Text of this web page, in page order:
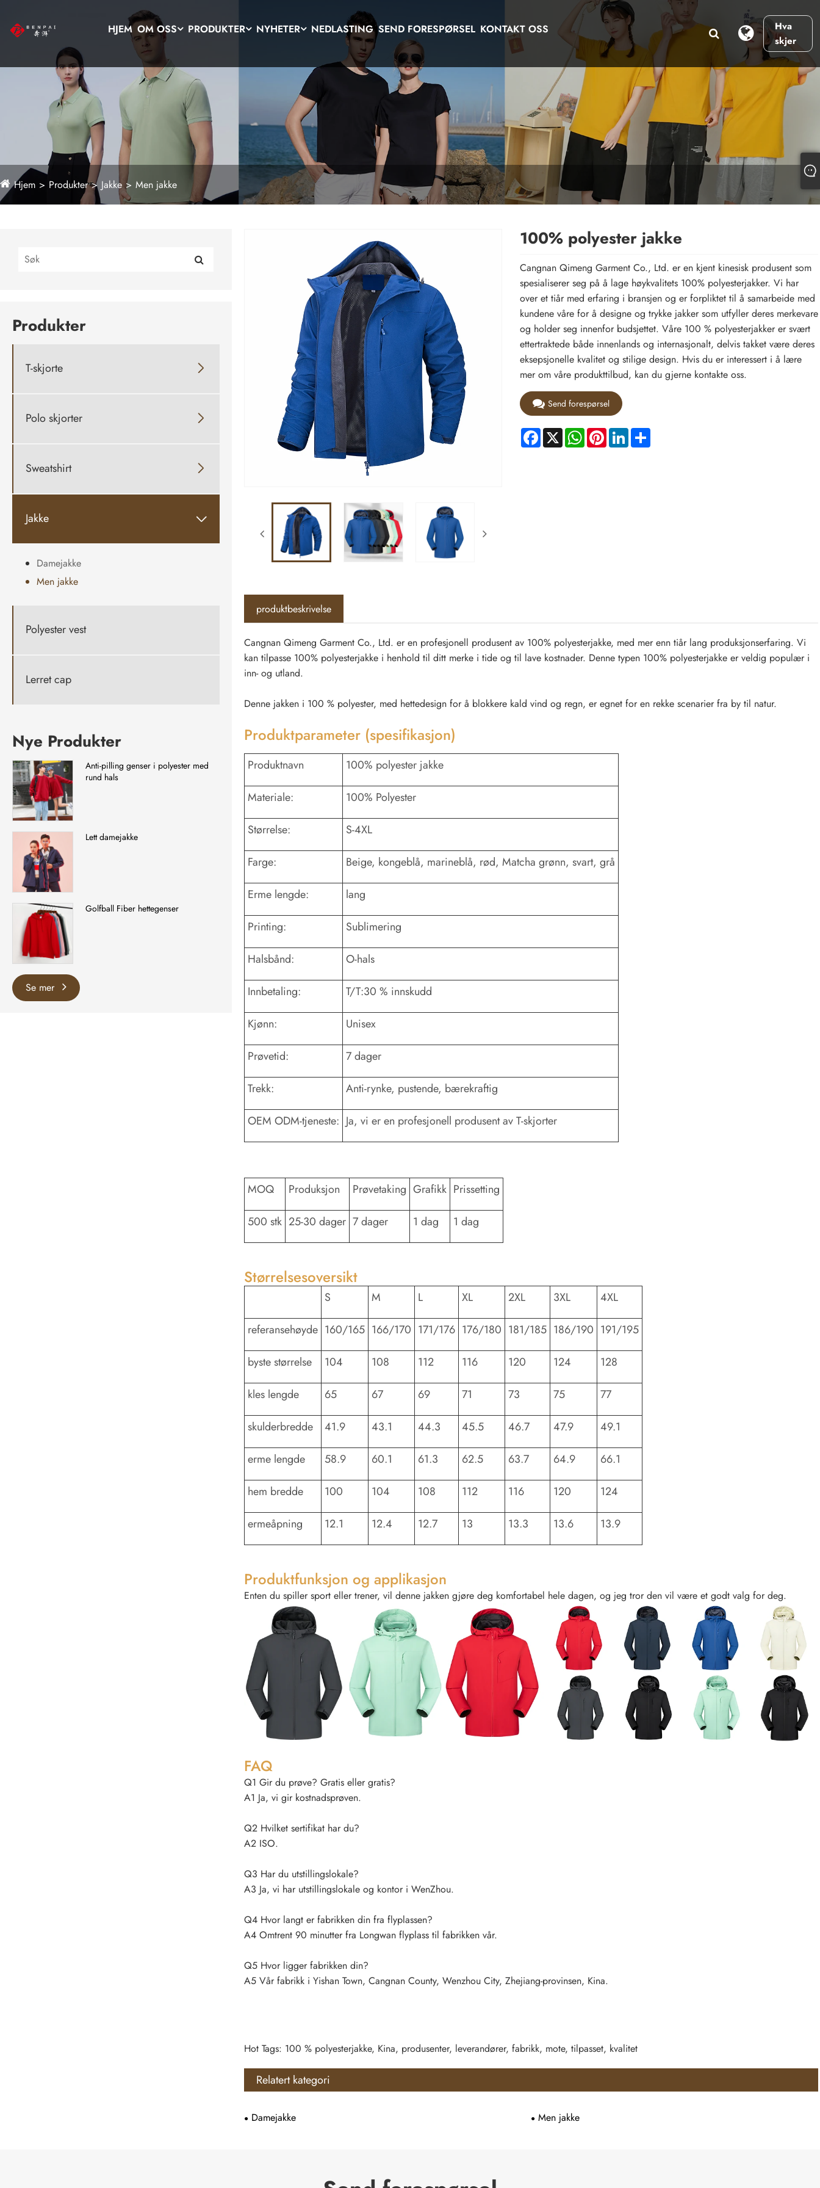
Hva
skjer
HJEM OM OSS PRODUKTER NYHETER NEDLASTING SEND FORESPØRSEL KONTAKT OSS
Hjem Produkter Jakke Men jakke
Produkter
T-skjorte 
Polo skjorter 
Sweatshirt 
Jakke 
Damejakke
Men jakke
Polyester vest
Lerret cap
Nye Produkter
Anti-pilling genser i polyester med
rund hals
Lett damejakke
Golfball Fiber hettegenser
Se mer
100% polyester jakke
Cangnan Qimeng Garment Co., Ltd. er en kjent kinesisk produsent som
spesialiserer seg på å lage høykvalitets 100% polyesterjakker. Vi har
over et tiår med erfaring i bransjen og er forpliktet til å samarbeide med
kundene våre for å designe og trykke jakker som utfyller deres merkevare
og holder seg innenfor budsjettet. Våre 100 % polyesterjakker er svært
ettertraktede både innenlands og internasjonalt, delvis takket være deres
eksepsjonelle kvalitet og stilige design. Hvis du er interessert i å lære
mer om våre produkttilbud, kan du gjerne kontakte oss.
Send forespørsel
Facebook
X WhatsApp
PinterestLinkedInShare
produktbeskrivelse
Cangnan Qimeng Garment Co., Ltd. er en profesjonell produsent av 100% polyesterjakke, med mer enn tiår lang produksjonserfaring. Vi
kan tilpasse 100% polyesterjakke i henhold til ditt merke i tide og til lave kostnader. Denne typen 100% polyesterjakke er veldig populær i
inn- og utland.
Denne jakken i 100 % polyester, med hettedesign for å blokkere kald vind og regn, er egnet for en rekke scenarier fra by til natur.
Produktparameter (spesifikasjon)
Produktnavn 100% polyester jakke
Materiale: 100% Polyester
Størrelse: S-4XL
Farge: Beige, kongeblå, marineblå, rød, Matcha grønn, svart, grå
Erme lengde: lang
Printing: Sublimering
Halsbånd: O-hals
Innbetaling: T/T:30 % innskudd
Kjønn: Unisex
Prøvetid: 7 dager
Trekk: Anti-rynke, pustende, bærekraftig
OEM ODM-tjeneste: Ja, vi er en profesjonell produsent av T-skjorter
MOQ Produksjon Prøvetaking Grafikk Prissetting
500 stk 25-30 dager 7 dager 1 dag 1 dag
Størrelsesoversikt
S M L XL 2XL 3XL 4XL
referansehøyde 160/165 166/170 171/176 176/180 181/185 186/190 191/195
byste størrelse 104 108 112 116 120 124 128
kles lengde 65 67 69 71 73 75 77
skulderbredde 41.9 43.1 44.3 45.5 46.7 47.9 49.1
erme lengde 58.9 60.1 61.3 62.5 63.7 64.9 66.1
hem bredde 100 104 108 112 116 120 124
ermeåpning 12.1 12.4 12.7 13 13.3 13.6 13.9
Produktfunksjon og applikasjon
Enten du spiller sport eller trener, vil denne jakken gjøre deg komfortabel hele dagen, og jeg tror den vil være et godt valg for deg.
FAQ
Q1 Gir du prøve? Gratis eller gratis?
A1 Ja, vi gir kostnadsprøven.
Q2 Hvilket sertifikat har du?
A2 ISO.
Q3 Har du utstillingslokale?
A3 Ja, vi har utstillingslokale og kontor i WenZhou.
Q4 Hvor langt er fabrikken din fra flyplassen?
A4 Omtrent 90 minutter fra Longwan flyplass til fabrikken vår.
Q5 Hvor ligger fabrikken din?
A5 Vår fabrikk i Yishan Town, Cangnan County, Wenzhou City, Zhejiang-provinsen, Kina.
Hot Tags: 100 % polyesterjakke, Kina, produsenter, leverandører, fabrikk, mote, tilpasset, kvalitet
Relatert kategori
Damejakke Men jakke